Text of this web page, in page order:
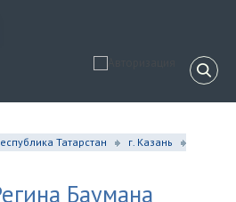
Татарстан
г. Казань
Баумана